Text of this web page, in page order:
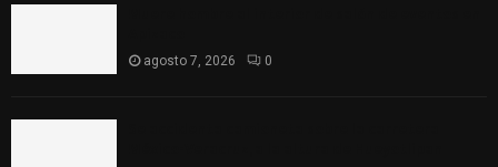
agosto 7, 2026 0